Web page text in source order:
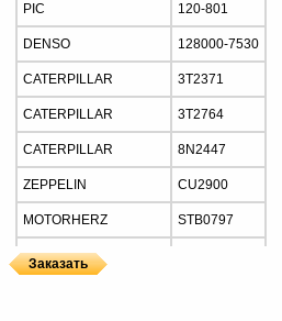
PIC 120-801
DENSO 128000-7530
CATERPILLAR 3T2371
CATERPILLAR 3T2764
CATERPILLAR 8N2447
ZEPPELIN CU2900
MOTORHERZ STB0797
NIERMANN-ELECTRIC